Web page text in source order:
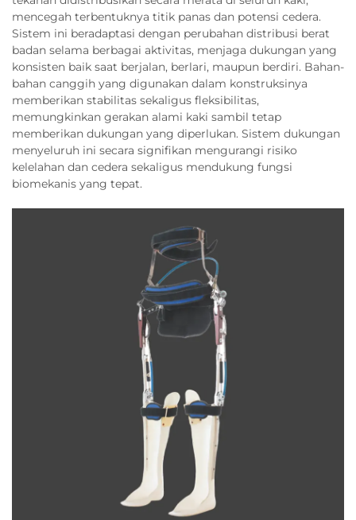
mencegah terbentuknya titik panas dan potensi cedera.
Sistem ini beradaptasi dengan perubahan distribusi berat
badan selama berbagai aktivitas, menjaga dukungan yang
konsisten baik saat berjalan, berlari, maupun berdiri. Bahan-
bahan canggih yang digunakan dalam konstruksinya
memberikan stabilitas sekaligus fleksibilitas,
memungkinkan gerakan alami kaki sambil tetap
memberikan dukungan yang diperlukan. Sistem dukungan
menyeluruh ini secara signifikan mengurangi risiko
kelelahan dan cedera sekaligus mendukung fungsi
biomekanis yang tepat.